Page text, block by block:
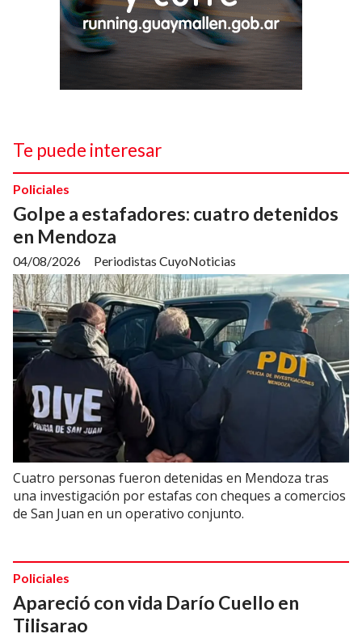
Te puede interesar
Golpe a estafadores: cuatro detenidos
en Mendoza
Periodistas CuyoNoticias
Policiales
04/08/2026
Cuatro personas fueron detenidas en Mendoza tras
una investigación por estafas con cheques a comercios
de San Juan en un operativo conjunto.
Apareció con vida Darío Cuello en
Tilisarao
Policiales